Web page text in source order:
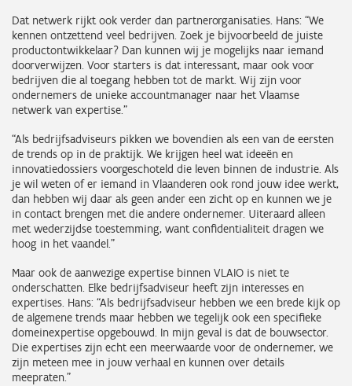
Dat netwerk rijkt ook verder dan partnerorganisaties. Hans: “We
kennen ontzettend veel bedrijven. Zoek je bijvoorbeeld de juiste
productontwikkelaar? Dan kunnen wij je mogelijks naar iemand
doorverwijzen. Voor starters is dat interessant, maar ook voor
bedrijven die al toegang hebben tot de markt. Wij zijn voor
ondernemers de unieke accountmanager naar het Vlaamse
netwerk van expertise.”
“Als bedrijfsadviseurs pikken we bovendien als een van de eersten
de trends op in de praktijk. We krijgen heel wat ideeën en
innovatiedossiers voorgeschoteld die leven binnen de industrie. Als
je wil weten of er iemand in Vlaanderen ook rond jouw idee werkt,
dan hebben wij daar als geen ander een zicht op en kunnen we je
in contact brengen met die andere ondernemer. Uiteraard alleen
met wederzijdse toestemming, want confidentialiteit dragen we
hoog in het vaandel.”
Maar ook de aanwezige expertise binnen VLAIO is niet te
onderschatten. Elke bedrijfsadviseur heeft zijn interesses en
expertises. Hans: “Als bedrijfsadviseur hebben we een brede kijk op
de algemene trends maar hebben we tegelijk ook een specifieke
domeinexpertise opgebouwd. In mijn geval is dat de bouwsector.
Die expertises zijn echt een meerwaarde voor de ondernemer, we
zijn meteen mee in jouw verhaal en kunnen over details
meepraten.”